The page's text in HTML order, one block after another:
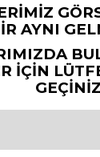
AYNI
İÇİN
GEÇİNİZ